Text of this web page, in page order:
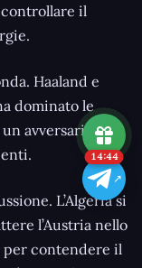
controllare il
Haaland e
dominato le
avversario
L’Algeria si
l’Austria nello
per contendere il
14:43